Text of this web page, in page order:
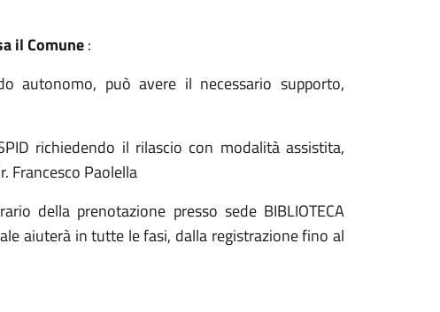
il Comune:
autonomo, può avere il necessario supporto,
richiedendo il rilascio con modalità assistita,
Francesco Paolella
della prenotazione presso sede BIBLIOTECA
aiuterà in tutte le fasi, dalla registrazione fino al